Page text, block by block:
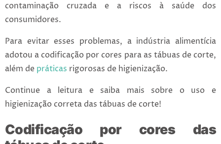
contaminação cruzada e a riscos à saúde dos
consumidores.
Para evitar esses problemas, a indústria alimentícia
adotou a codificação por cores para as tábuas de corte,
além de práticas rigorosas de higienização.
Continue a leitura e saiba mais sobre o uso e
higienização correta das tábuas de corte!
Codificação por cores das